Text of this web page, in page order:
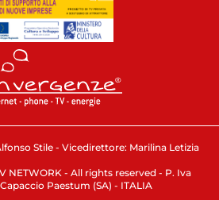
Stile - Vicedirettore: Marilina Letizia
NETWORK - All rights reserved - P. Iva
Paestum (SA) - ITALIA